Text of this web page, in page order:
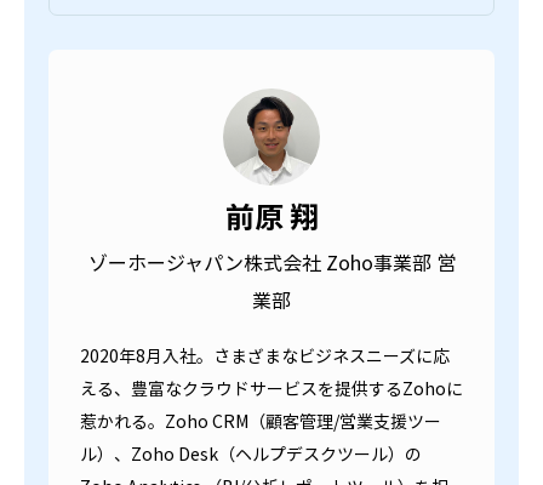
前原 翔
ゾーホージャパン株式会社 Zoho事業部 営
業部
2020年8月入社。さまざまなビジネスニーズに応
える、豊富なクラウドサービスを提供するZohoに
惹かれる。Zoho CRM（顧客管理/営業支援ツー
ル）、Zoho Desk（ヘルプデスクツール）の